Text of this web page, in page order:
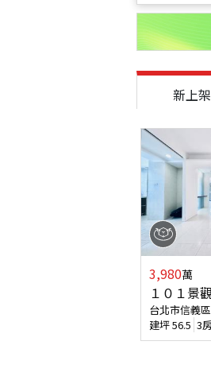
新上架
3,980萬
１０１景
台北市信義
建坪56.5 3